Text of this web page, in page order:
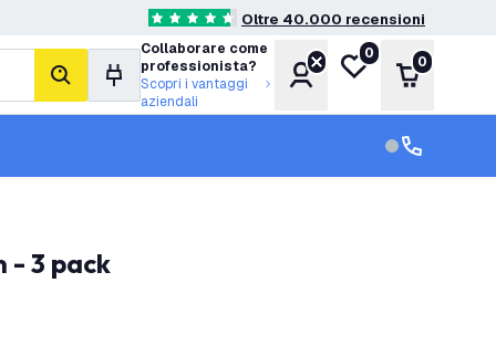
4.6 stelle di valutazione
Oltre 40.000 recensioni
cerca
Collaborare come
professionista?
Scopri i vantaggi
aziendali
AccountLista desideri
0
Carrello
0
Servizio
Assistenza
- 3 pack